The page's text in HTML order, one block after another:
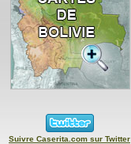
Suivre Caserita.com sur Twitter